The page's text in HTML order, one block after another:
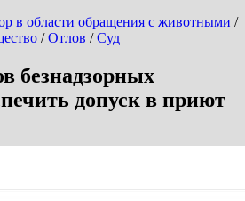
в области обращения с животными /
/Отлов /Суд
безнадзорных
допуск в приют